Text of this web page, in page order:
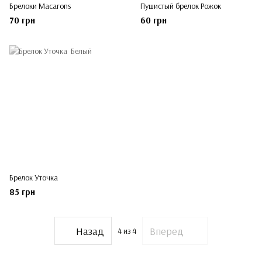
Брелоки Macarons
70 грн
Пушистый брелок Рожок
60 грн
Брелок Уточка
85 грн
Назад 4из 4 Вперед